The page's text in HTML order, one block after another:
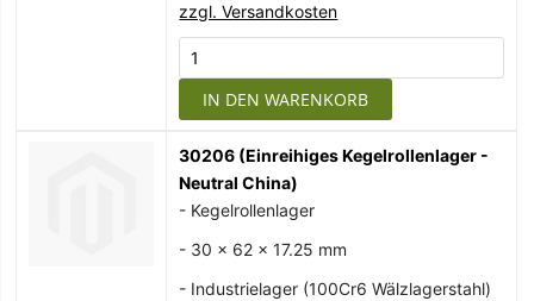
zzgl. Versandkosten
IN DEN WARENKORB
30206 (Einreihiges Kegelrollenlager -
Neutral China)
- Kegelrollenlager
- 30 x 62 x 17.25 mm
- Industrielager (100Cr6 Wälzlagerstahl)